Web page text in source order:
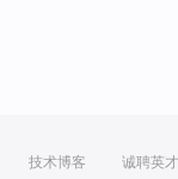
技术博客 诚聘英才